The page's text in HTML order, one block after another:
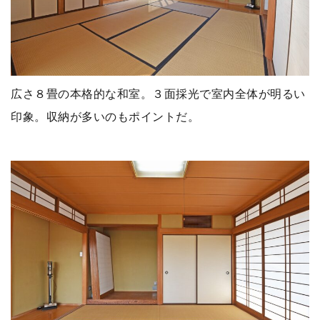
広さ８畳の本格的な和室。３面採光で室内全体が明るい
印象。収納が多いのもポイントだ。